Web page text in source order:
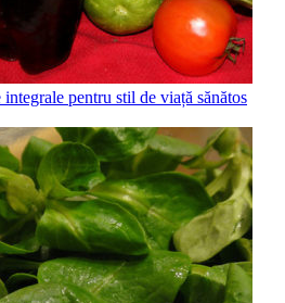
pentru stil de viață sănătos